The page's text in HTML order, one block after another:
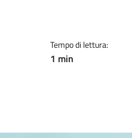
Tempo di lettura:
1 min